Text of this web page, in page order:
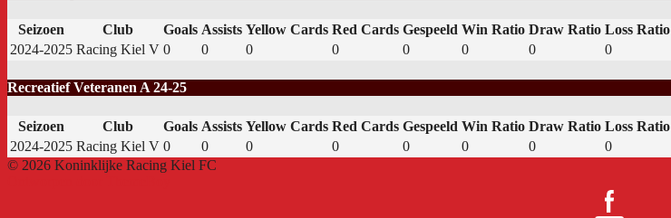
Seizoen Club Goals Assists Yellow Cards Red Cards Gespeeld Win Ratio Draw Ratio Loss Ratio
2024-2025 Racing Kiel V 0 0 0 0 0 0 0 0
Recreatief Veteranen A 24-25
Seizoen Club Goals Assists Yellow Cards Red Cards Gespeeld Win Ratio Draw Ratio Loss Ratio
2024-2025 Racing Kiel V 0 0 0 0 0 0 0 0
© 2026 Koninklijke Racing Kiel FC